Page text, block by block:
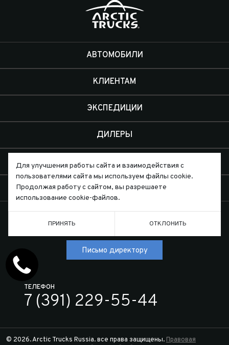
АВТОМОБИЛИ
КЛИЕНТАМ
ЭКСПЕДИЦИИ
ДИЛЕРЫ
О КОМПАНИИ
КОНТАКТЫ
Письмо директору
ТЕЛЕФОН
7 (391) 229-55-44
© 2026. Arctic Trucks Russia. все права защищены. Правовая
Для улучшения работы сайта и взаимодействия с
пользователями сайта мы используем файлы cookie.
Продолжая работу с сайтом, вы разрешаете
использование cookie-файлов.
ПРИНЯТЬ ОТКЛОНИТЬ